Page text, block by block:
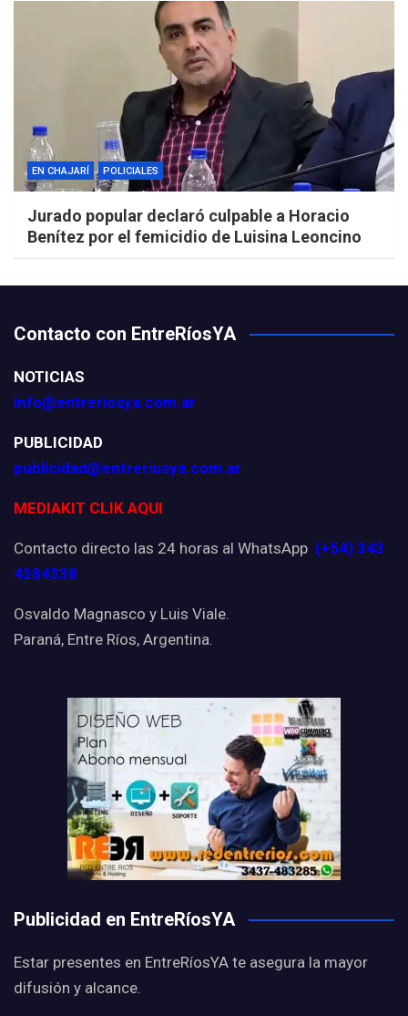
EN CHAJARÍ POLICIALES
Jurado popular declaró culpable a Horacio
Benítez por el femicidio de Luisina Leoncino
Contacto con EntreRíosYA
NOTICIAS
info@entreriosya.com.ar
PUBLICIDAD
publicidad@entreriosya.com.ar
MEDIAKIT CLIK AQUI
Contacto directo las 24 horas al WhatsApp (+54) 343
4384338
Osvaldo Magnasco y Luis Viale.
Paraná, Entre Ríos, Argentina.
Publicidad en EntreRíosYA
Estar presentes en EntreRíosYA te asegura la mayor
difusión y alcance.